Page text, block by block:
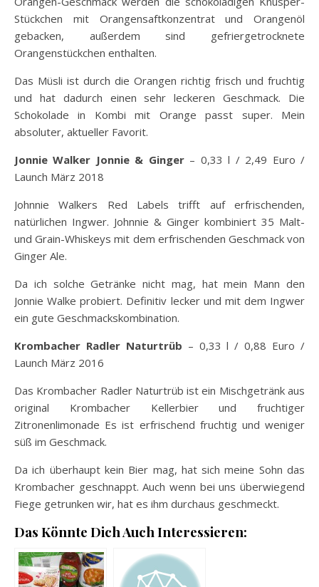
Stückchen mit Orangensaftkonzentrat und Orangenöl
gebacken, außerdem sind gefriergetrocknete
Orangenstückchen enthalten.
Das Müsli ist durch die Orangen richtig frisch und fruchtig
und hat dadurch einen sehr leckeren Geschmack. Die
Schokolade in Kombi mit Orange passt super. Mein
absoluter, aktueller Favorit.
Jonnie Walker Jonnie & Ginger– 0,33 l / 2,49 Euro /
Launch März 2018
Johnnie Walkers Red Labels trifft auf erfrischenden,
natürlichen Ingwer. Johnnie & Ginger kombiniert 35 Malt-
und Grain-Whiskeys mit dem erfrischenden Geschmack von
Ginger Ale.
Da ich solche Getränke nicht mag, hat mein Mann den
Jonnie Walke probiert. Definitiv lecker und mit dem Ingwer
ein gute Geschmackskombination.
Krombacher Radler Naturtrüb – 0,33 l / 0,88 Euro /
Launch März 2016
Das Krombacher Radler Naturtrüb ist ein Mischgetränk aus
original Krombacher Kellerbier und fruchtiger
Zitronenlimonade Es ist erfrischend fruchtig und weniger
süß im Geschmack.
Da ich überhaupt kein Bier mag, hat sich meine Sohn das
Krombacher geschnappt. Auch wenn bei uns überwiegend
Fiege getrunken wir, hat es ihm durchaus geschmeckt.
Das Könnte Dich Auch Interessieren: